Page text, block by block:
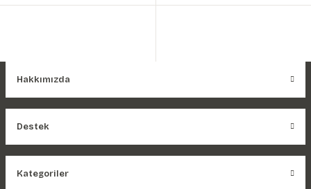
Hakkımızda
Destek
Kategoriler